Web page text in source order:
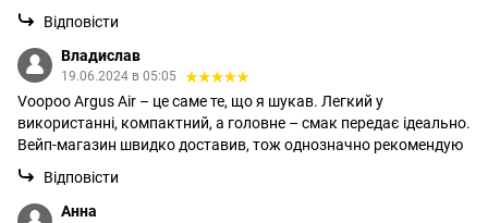
Відповісти
Владислав
19.06.2024 в 05:05
Voopoo Argus Air – це саме те, що я шукав. Легкий у
використанні, компактний, а головне – смак передає ідеально.
Вейп-магазин швидко доставив, тож однозначно рекомендую
Відповісти
Анна